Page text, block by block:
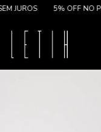
5% OFF NO PIX